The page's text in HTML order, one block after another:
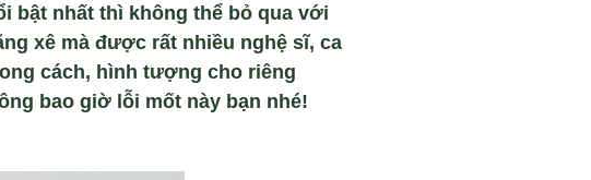
bật nhất thì không thể bỏ qua với
xê mà được rất nhiều nghệ sĩ, ca
cách, hình tượng cho riêng
bao giờ lỗi mốt này bạn nhé!